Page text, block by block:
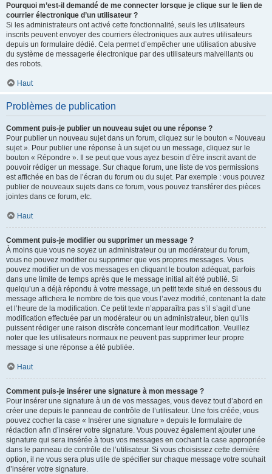
Pourquoi m’est-il demandé de me connecter lorsque je clique sur le lien de
courrier électronique d’un utilisateur ?
Si les administrateurs ont activé cette fonctionnalité, seuls les utilisateurs
inscrits peuvent envoyer des courriers électroniques aux autres utilisateurs
depuis un formulaire dédié. Cela permet d’empêcher une utilisation abusive
du système de messagerie électronique par des utilisateurs malveillants ou
des robots.
Haut
Problèmes de publication
Comment puis-je publier un nouveau sujet ou une réponse ?
Pour publier un nouveau sujet dans un forum, cliquez sur le bouton « Nouveau
sujet ». Pour publier une réponse à un sujet ou un message, cliquez sur le
bouton « Répondre ». Il se peut que vous ayez besoin d’être inscrit avant de
pouvoir rédiger un message. Sur chaque forum, une liste de vos permissions
est affichée en bas de l’écran du forum ou du sujet. Par exemple : vous pouvez
publier de nouveaux sujets dans ce forum, vous pouvez transférer des pièces
jointes dans ce forum, etc.
Haut
Comment puis-je modifier ou supprimer un message ?
À moins que vous ne soyez un administrateur ou un modérateur du forum,
vous ne pouvez modifier ou supprimer que vos propres messages. Vous
pouvez modifier un de vos messages en cliquant le bouton adéquat, parfois
dans une limite de temps après que le message initial ait été publié. Si
quelqu’un a déjà répondu à votre message, un petit texte situé en dessous du
message affichera le nombre de fois que vous l’avez modifié, contenant la date
et l’heure de la modification. Ce petit texte n’apparaîtra pas s’il s’agit d’une
modification effectuée par un modérateur ou un administrateur, bien qu’ils
puissent rédiger une raison discrète concernant leur modification. Veuillez
noter que les utilisateurs normaux ne peuvent pas supprimer leur propre
message si une réponse a été publiée.
Haut
Comment puis-je insérer une signature à mon message ?
Pour insérer une signature à un de vos messages, vous devez tout d’abord en
créer une depuis le panneau de contrôle de l’utilisateur. Une fois créée, vous
pouvez cocher la case « Insérer une signature » depuis le formulaire de
rédaction afin d’insérer votre signature. Vous pouvez également ajouter une
signature qui sera insérée à tous vos messages en cochant la case appropriée
dans le panneau de contrôle de l’utilisateur. Si vous choisissez cette dernière
option, il ne vous sera plus utile de spécifier sur chaque message votre souhait
d’insérer votre signature.